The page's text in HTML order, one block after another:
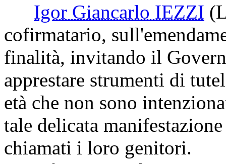
Igor Giancarlo IEZZI
cofirmatario,
finalità, invitando il
apprestare strumenti di
età che non sono
tale delicata
chiamati i loro genitori.